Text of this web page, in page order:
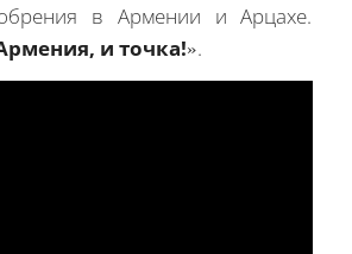
в Армении и Арцахе.
, и точка!».